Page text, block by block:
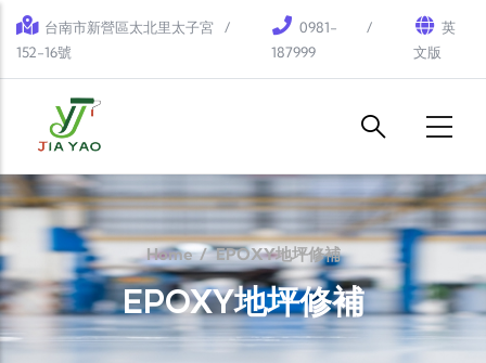
Skip to main content
台南市新營區太北里太子宮
152-16號
0981-
187999
英
文版
Home/ EPOXY地坪修補
EPOXY地坪修補